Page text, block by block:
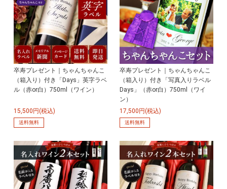
卒寿プレゼント｜ちゃんちゃんこ
（箱入り）付き「Days」英字ラベ
ル（赤or白）750ml（ワイン）
15,500円(税込)
送料無料
卒寿プレゼント｜ちゃんちゃんこ
（箱入り）付き「写真入りラベル
Days」（赤or白）750ml（ワイ
ン）
17,500円(税込)
送料無料